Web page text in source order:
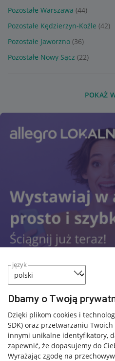
język
Dbamy o Twoją
Dzięki plikom cookies i
SDK) oraz przetwarzaniu Twoich
innymi unikalne identyfikatory,
zapewnić, że dopasujemy do
Wyrażając zgodę na
Pozostałe Warszawa (44)
Pozostałe Kędzierzyn-Koźle (42)
Pozostałe Jaworzno (36)
Pozostałe Nowy Sącz (22)
POKAŻ
Przydatne informacje
Jak to działa
Napisz do nas